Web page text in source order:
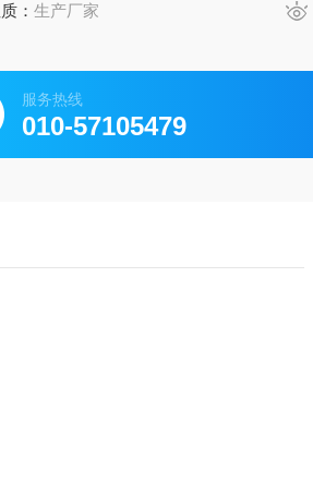
：生产厂家
服务热线
010-57105479